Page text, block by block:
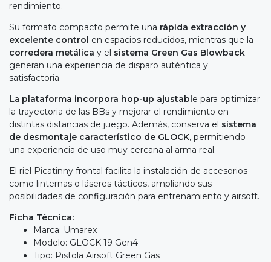
rendimiento.
Su formato compacto permite una rápida extracción y
excelente control en espacios reducidos, mientras que la
corredera metálica y el sistema Green Gas Blowback
generan una experiencia de disparo auténtica y
satisfactoria.
La plataforma incorpora hop-up ajustable para optimizar
la trayectoria de las BBs y mejorar el rendimiento en
distintas distancias de juego. Además, conserva el sistema
de desmontaje característico de GLOCK, permitiendo
una experiencia de uso muy cercana al arma real.
El riel Picatinny frontal facilita la instalación de accesorios
como linternas o láseres tácticos, ampliando sus
posibilidades de configuración para entrenamiento y airsoft.
Ficha Técnica:
Marca: Umarex
Modelo: GLOCK 19 Gen4
Tipo: Pistola Airsoft Green Gas